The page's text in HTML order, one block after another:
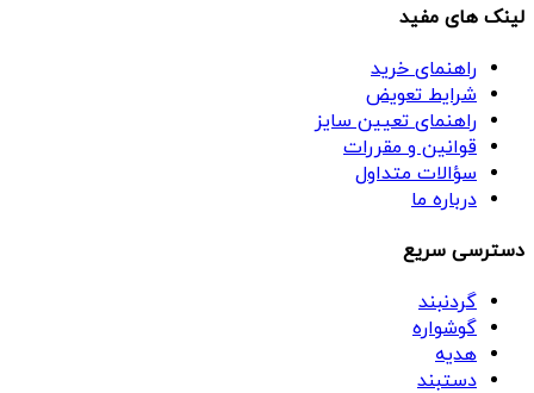
لینک های مفید
راهنمای خرید
شرایط تعویض
راهنمای تعیین سایز
قوانین و مقررات
سؤالات متداول
درباره ما
دسترسی سریع
گردنبند
گوشواره
هدیه
دستبند